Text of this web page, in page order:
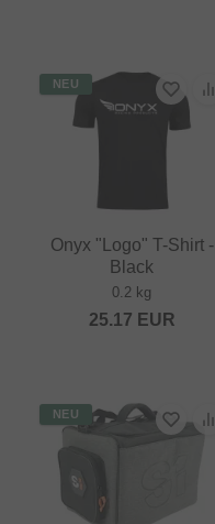
NEU
Onyx "Logo" T-Shirt -
Black
0.2 kg
25.17 EUR
NEU